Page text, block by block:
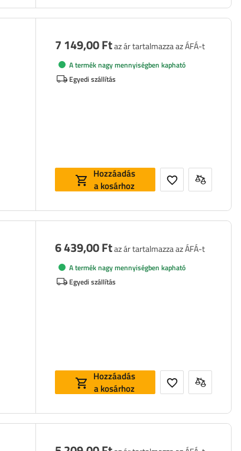
7 149,00 Ftaz ár tartalmazza az ÁFÁ-t
A termék nagy mennyiségben kapható
Egyedi szállítás
Hozzáadás
a kosárhoz
6 439,00 Ftaz ár tartalmazza az ÁFÁ-t
A termék nagy mennyiségben kapható
Egyedi szállítás
Hozzáadás
a kosárhoz